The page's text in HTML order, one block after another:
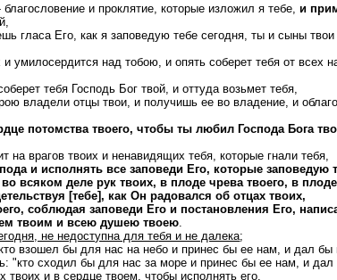
и проклятие, которые изложил я тебе,и
гласа Его, как я заповедую тебе сегодня, ты и сыны твои
и умилосердится над тобою, и опять соберет тебя от всех
тебя Господь Бог твой, и оттуда возьмет тебя,
владели отцы твои, и получишь ее во владение, и
потомства твоего, чтобы ты любил Господа Бога
на врагов твоих и ненавидящих тебя, которые гнали тебя,
и исполнять все заповеди Его, которые заповедую
всяком деле рук твоих, в плоде чрева твоего, в
[тебе], как Он радовался об отцах твоих,
соблюдая заповеди Его и постановления Его,
твоим и всею душею твоею
не недоступна для тебя и не далека;
взошел бы для нас на небо и принес бы ее нам, и дал
"кто сходил бы для нас за море и принес бы ее нам, и
твоих и в сердце твоем, чтобы исполнять его.